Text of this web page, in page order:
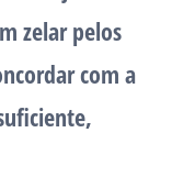
zelar pelos
com a